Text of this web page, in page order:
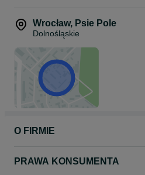
Wrocław, Psie Pole
Dolnośląskie
O FIRMIE
PRAWA KONSUMENTA